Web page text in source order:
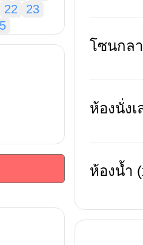
22
23
5
โซนกล
ห้องนั่งเ
ห้องน้ำ